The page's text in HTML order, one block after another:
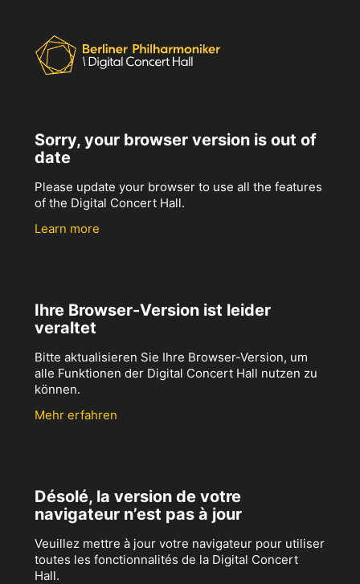
Sorry, your browser version is out of
date
Please update your browser to use all the features
of the Digital Concert Hall.
Learn more
Ihre Browser-Version ist leider
veraltet
Bitte aktualisieren Sie Ihre Browser-Version, um
alle Funktionen der Digital Concert Hall nutzen zu
können.
Mehr erfahren
Désolé, la version de votre
navigateur n’est pas à jour
Veuillez mettre à jour votre navigateur pour utiliser
toutes les fonctionnalités de la Digital Concert
Hall.